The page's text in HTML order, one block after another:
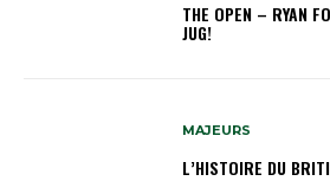
THE OPEN – RYAN
JUG!
MAJEURS
L’HISTOIRE DU